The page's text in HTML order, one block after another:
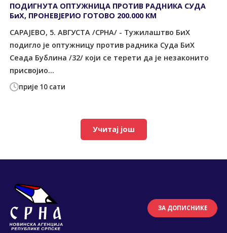
прије 10 сати
ПОДИГНУТА ОПТУЖНИЦА ПРОТИВ РАДНИКА СУДА
БиХ, ПРОНЕВЈЕРИО ГОТОВО 200.000 КМ
САРАЈЕВО, 5. АВГУСТА /СРНА/ - Тужилаштво БиХ
подигло је оптужницу против радника Суда БиХ
Сеада Бублина /32/ који се терети да је незаконито
присвојио...
Учитај још
ЗА ДОПИСНИКЕ